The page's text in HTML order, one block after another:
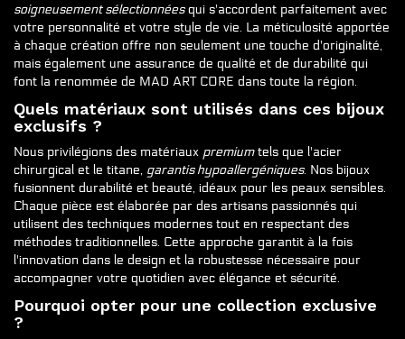
soigneusement sélectionnéesqui s'accordent parfaitement avec
votre personnalité et votre style de vie. La méticulosité apportée
à chaque création offre non seulement une touche d'originalité,
mais également une assurance de qualité et de durabilité qui
font la renommée de MAD ART CORE dans toute la région.
Quels matériaux sont utilisés dans ces bijoux
exclusifs ?
Nous privilégions des matériaux premiumtels que l'acier
chirurgical et le titane, garantis hypoallergéniques. Nos bijoux
fusionnent durabilité et beauté, idéaux pour les peaux sensibles.
Chaque pièce est élaborée par des artisans passionnés qui
utilisent des techniques modernes tout en respectant des
méthodes traditionnelles. Cette approche garantit à la fois
l'innovation dans le design et la robustesse nécessaire pour
accompagner votre quotidien avec élégance et sécurité.
Pourquoi opter pour une collection exclusive
?